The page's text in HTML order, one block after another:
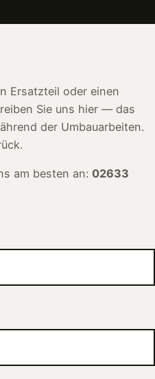
Ersatzteil oder einen
Sie uns hier — das
der Umbauarbeiten.
am besten an: 02633